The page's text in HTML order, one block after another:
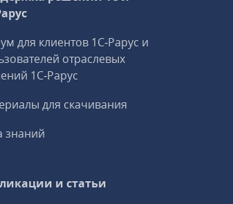
для клиентов 1С‑Рарус и
отраслевых
1С‑Рарус
для скачивания
знаний
и статьи